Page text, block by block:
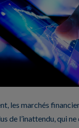
les marchés
de l’inattendu, qui